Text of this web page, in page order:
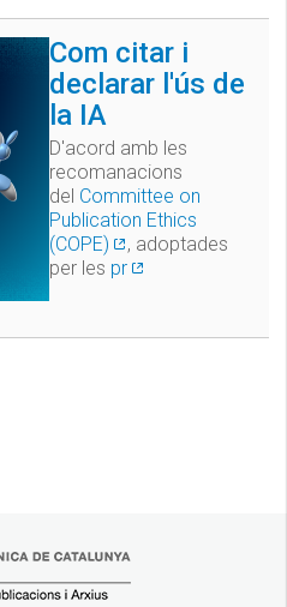
Com citar i
declarar l'ús de
la IA
D'acord amb les
recomanacions
del Committee on
Publication Ethics
(COPE)
, adoptades
per les pr